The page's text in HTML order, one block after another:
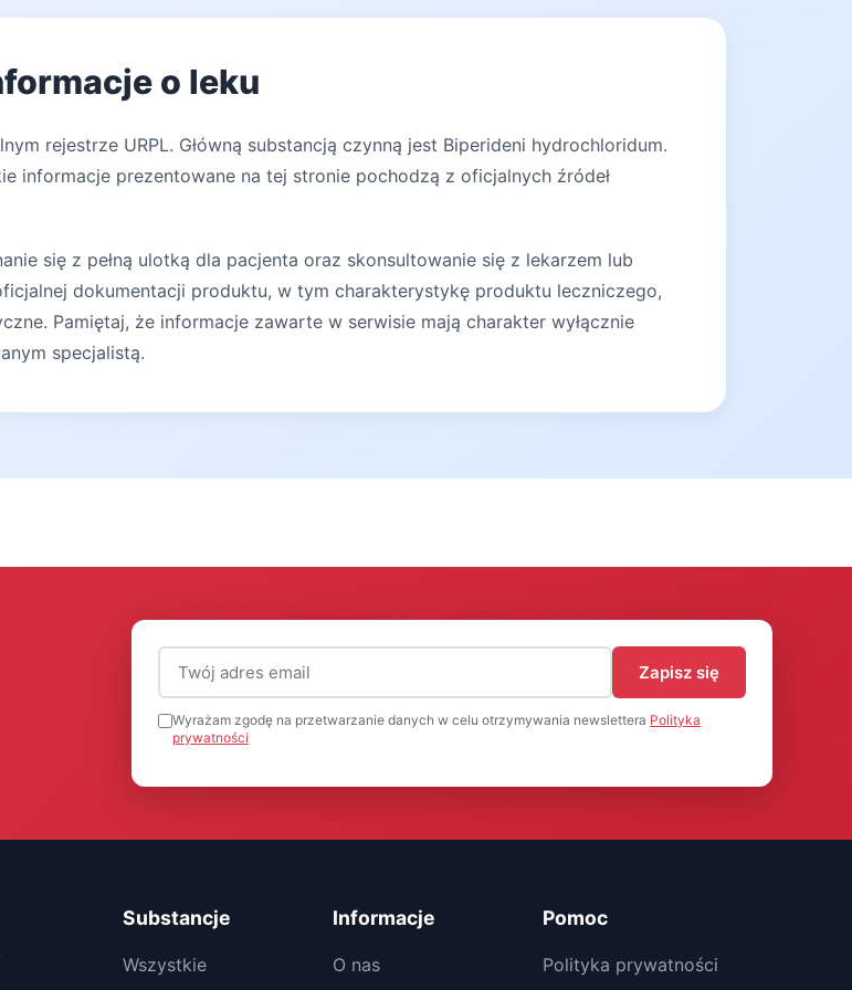
o leku
rejestrze URPL. Główną substancją czynną jest Biperideni hydrochloridum.
informacje prezentowane na tej stronie pochodzą z oficjalnych źródeł
się z pełną ulotką dla pacjenta oraz skonsultowanie się z lekarzem lub
dokumentacji produktu, w tym charakterystykę produktu leczniczego,
Pamiętaj, że informacje zawarte w serwisie mają charakter wyłącznie
specjalistą.
Adres email (wymagany)
Zapisz się
Wyrażam zgodę na przetwarzanie danych w celu otrzymywania newslettera Polityka
prywatności
Substancje
Wszystkie
Informacje
O nas
Pomoc
Polityka prywatności